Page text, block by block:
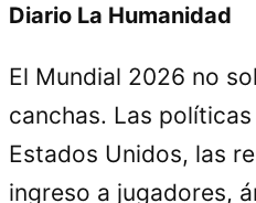
Diario La Humanidad
El Mundial 2026 no
canchas. Las
Estados Unidos, las
ingreso a jugadores,